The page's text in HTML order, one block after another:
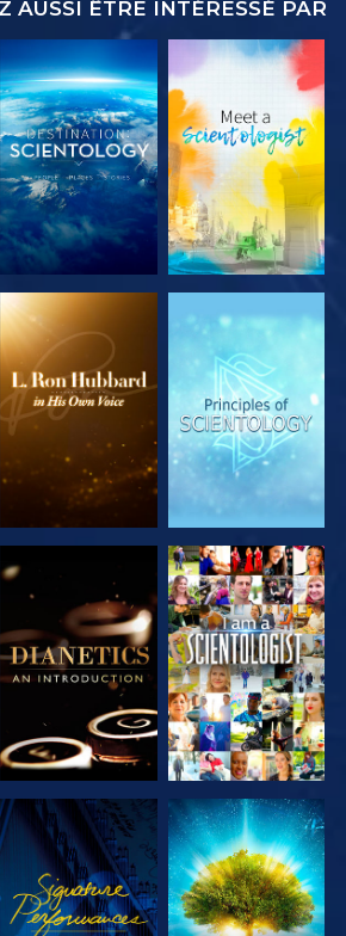
AUSSI ÊTRE INTÉRESSÉ PAR
DÉCOUVRIR
LES SÉRIES
DÉCOUVRIR
LES SÉRIES
DÉCOUVRIR
LES SÉRIES
REGARDER
REGARDER
DÉCOUVRIR
LES SÉRIES